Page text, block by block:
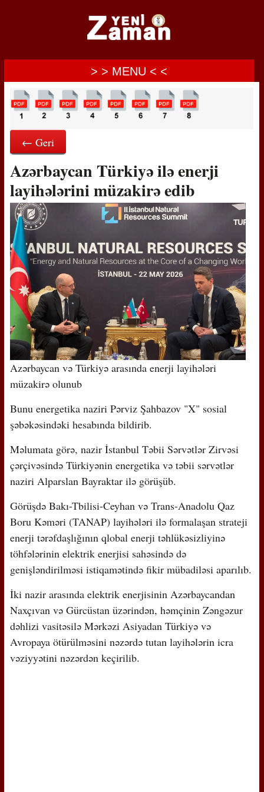
> > MENU < <
← Geri
Azərbaycan Türkiyə ilə enerji
layihələrini müzakirə edib
Azərbaycan və Türkiyə arasında enerji layihələri
müzakirə olunub
Bunu energetika naziri Pərviz Şahbazov "X" sosial
şəbəkəsindəki hesabında bildirib.
Məlumata görə, nazir İstanbul Təbii Sərvətlər Zirvəsi
çərçivəsində Türkiyənin energetika və təbii sərvətlər
naziri Alparslan Bayraktar ilə görüşüb.
Görüşdə Bakı-Tbilisi-Ceyhan və Trans-Anadolu Qaz
Boru Kəməri (TANAP) layihələri ilə formalaşan strateji
enerji tərəfdaşlığının qlobal enerji təhlükəsizliyinə
töhfələrinin elektrik enerjisi sahəsində də
genişləndirilməsi istiqamətində fikir mübadiləsi aparılıb.
İki nazir arasında elektrik enerjisinin Azərbaycandan
Naxçıvan və Gürcüstan üzərindən, həmçinin Zəngəzur
dəhlizi vasitəsilə Mərkəzi Asiyadan Türkiyə və
Avropaya ötürülməsini nəzərdə tutan layihələrin icra
vəziyyətini nəzərdən keçirilib.